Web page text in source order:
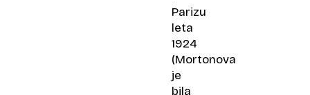
Parizu
leta
1924
(Mortonova
je
bila